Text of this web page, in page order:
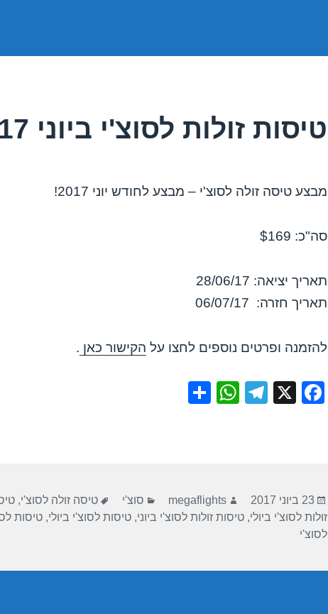
טיסות זולות לסוצ'י ביוני 28/06/2017
מבצע טיסה זולה לסוצ'י – מבצע לחודש יוני 2017!
סה"כ: $169
תאריך יציאה: 28/06/17
תאריך חזרה: 06/07/17
להזמנה ופרטים נוספים לחצו על הקישור כאן .
F
o
o
X
T
m
W
p
p
פורסם
בתאריך
23 ביוני 2017 מחבר
megaflights קטגוריות
סוצ'י תגיות
טיסה זולה לסוצ'י,
זולות לסוצ'י ביולי,טיסות זולות לסוצ'י ביוני,טיסות לסוצ'י ביולי,טיסות
לסוצ'י